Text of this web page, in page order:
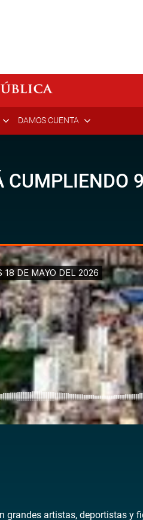
DAMOS CUENTA
CUMPLIENDO
artistas, deportistas y